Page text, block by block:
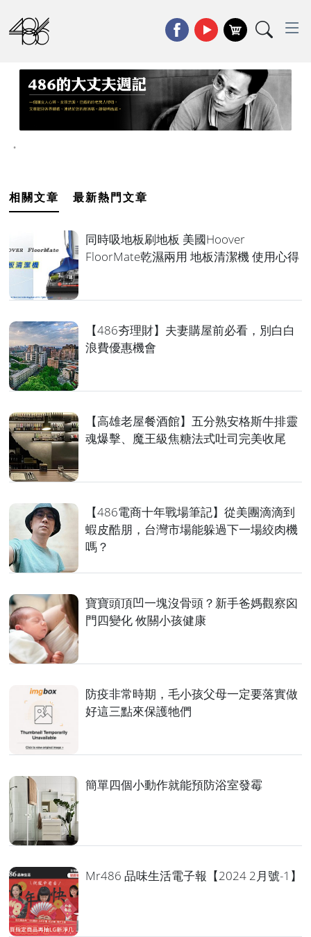
•
相關文章 最新熱門文章
同時吸地板刷地板 美國Hoover
FloorMate乾濕兩用 地板清潔機 使用心得
【486夯理財】夫妻購屋前必看，別白白
浪費優惠機會
【高雄老屋餐酒館】五分熟安格斯牛排靈
魂爆擊、魔王級焦糖法式吐司完美收尾
【486電商十年戰場筆記】從美團滴滴到
蝦皮酷朋，台灣市場能躲過下一場絞肉機
嗎？
寶寶頭頂凹一塊沒骨頭？新手爸媽觀察囟
門四變化 攸關小孩健康
防疫非常時期，毛小孩父母一定要落實做
好這三點來保護牠們
簡單四個小動作就能預防浴室發霉
Mr486 品味生活電子報【2024 2月號-1】